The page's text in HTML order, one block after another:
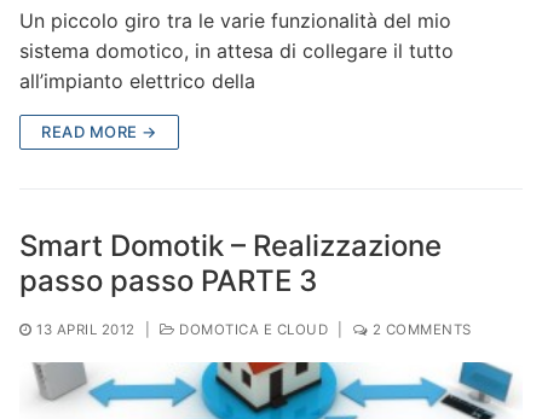
Un piccolo giro tra le varie funzionalità del mio
sistema domotico, in attesa di collegare il tutto
all’impianto elettrico della
READ MORE →
Smart Domotik – Realizzazione
passo passo PARTE 3
13 APRIL 2012 DOMOTICA E CLOUD 2 COMMENTS